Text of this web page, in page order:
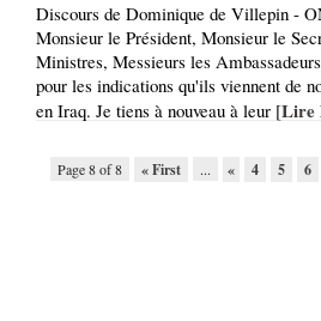
Discours de Dominique de Villepin -
Monsieur le Président, Monsieur le
Ministres, Messieurs les
pour les indications qu'ils viennent de
en Iraq. Je tiens à nouveau à leur [Lire
Page 8 of 8 « First ... « 4 5 6